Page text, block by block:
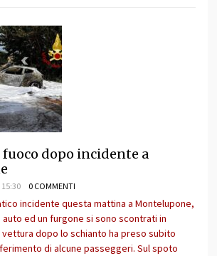
dopo incidente a
15:30 0 COMMENTI
incidente questa mattina a Montelupone,
auto ed un furgone si sono scontrati in
vettura dopo lo schianto ha preso subito
di alcune passeggeri. Sul spoto